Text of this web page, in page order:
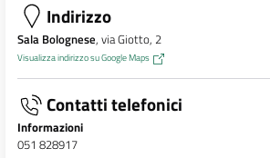
Indirizzo
Sala Bolognese, via Giotto, 2
Visualizza indirizzo su Google Maps
Contatti telefonici
Informazioni
051 828917